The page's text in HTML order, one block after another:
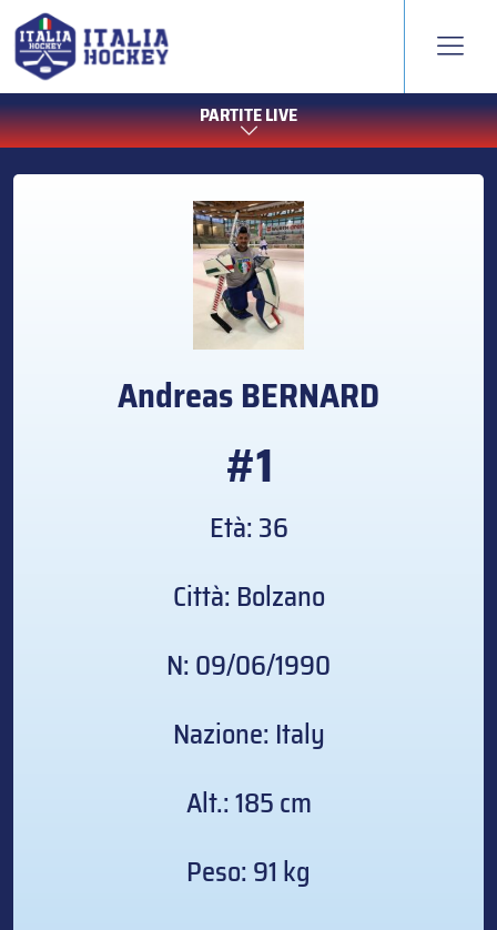
PARTITE LIVE
AndreasBERNARD
#1
Età: 36
Città: Bolzano
N: 09/06/1990
Nazione: Italy
Alt.: 185 cm
Peso: 91 kg